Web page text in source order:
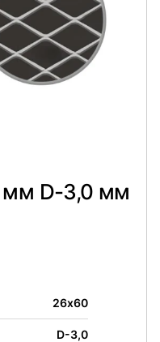
мм D-3,0 мм
26х60
D-3,0